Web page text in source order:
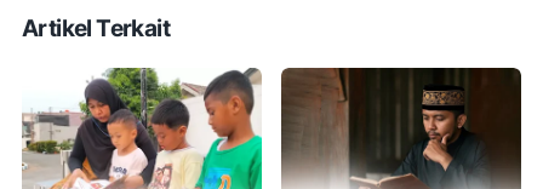
Artikel Terkait